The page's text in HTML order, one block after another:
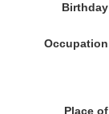
Birthday
Occupation
Place of